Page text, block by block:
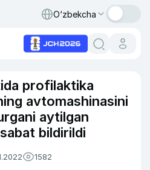
O‘zbekcha
profilaktika
avtomashinasini
aytilgan
bildirildi
1582